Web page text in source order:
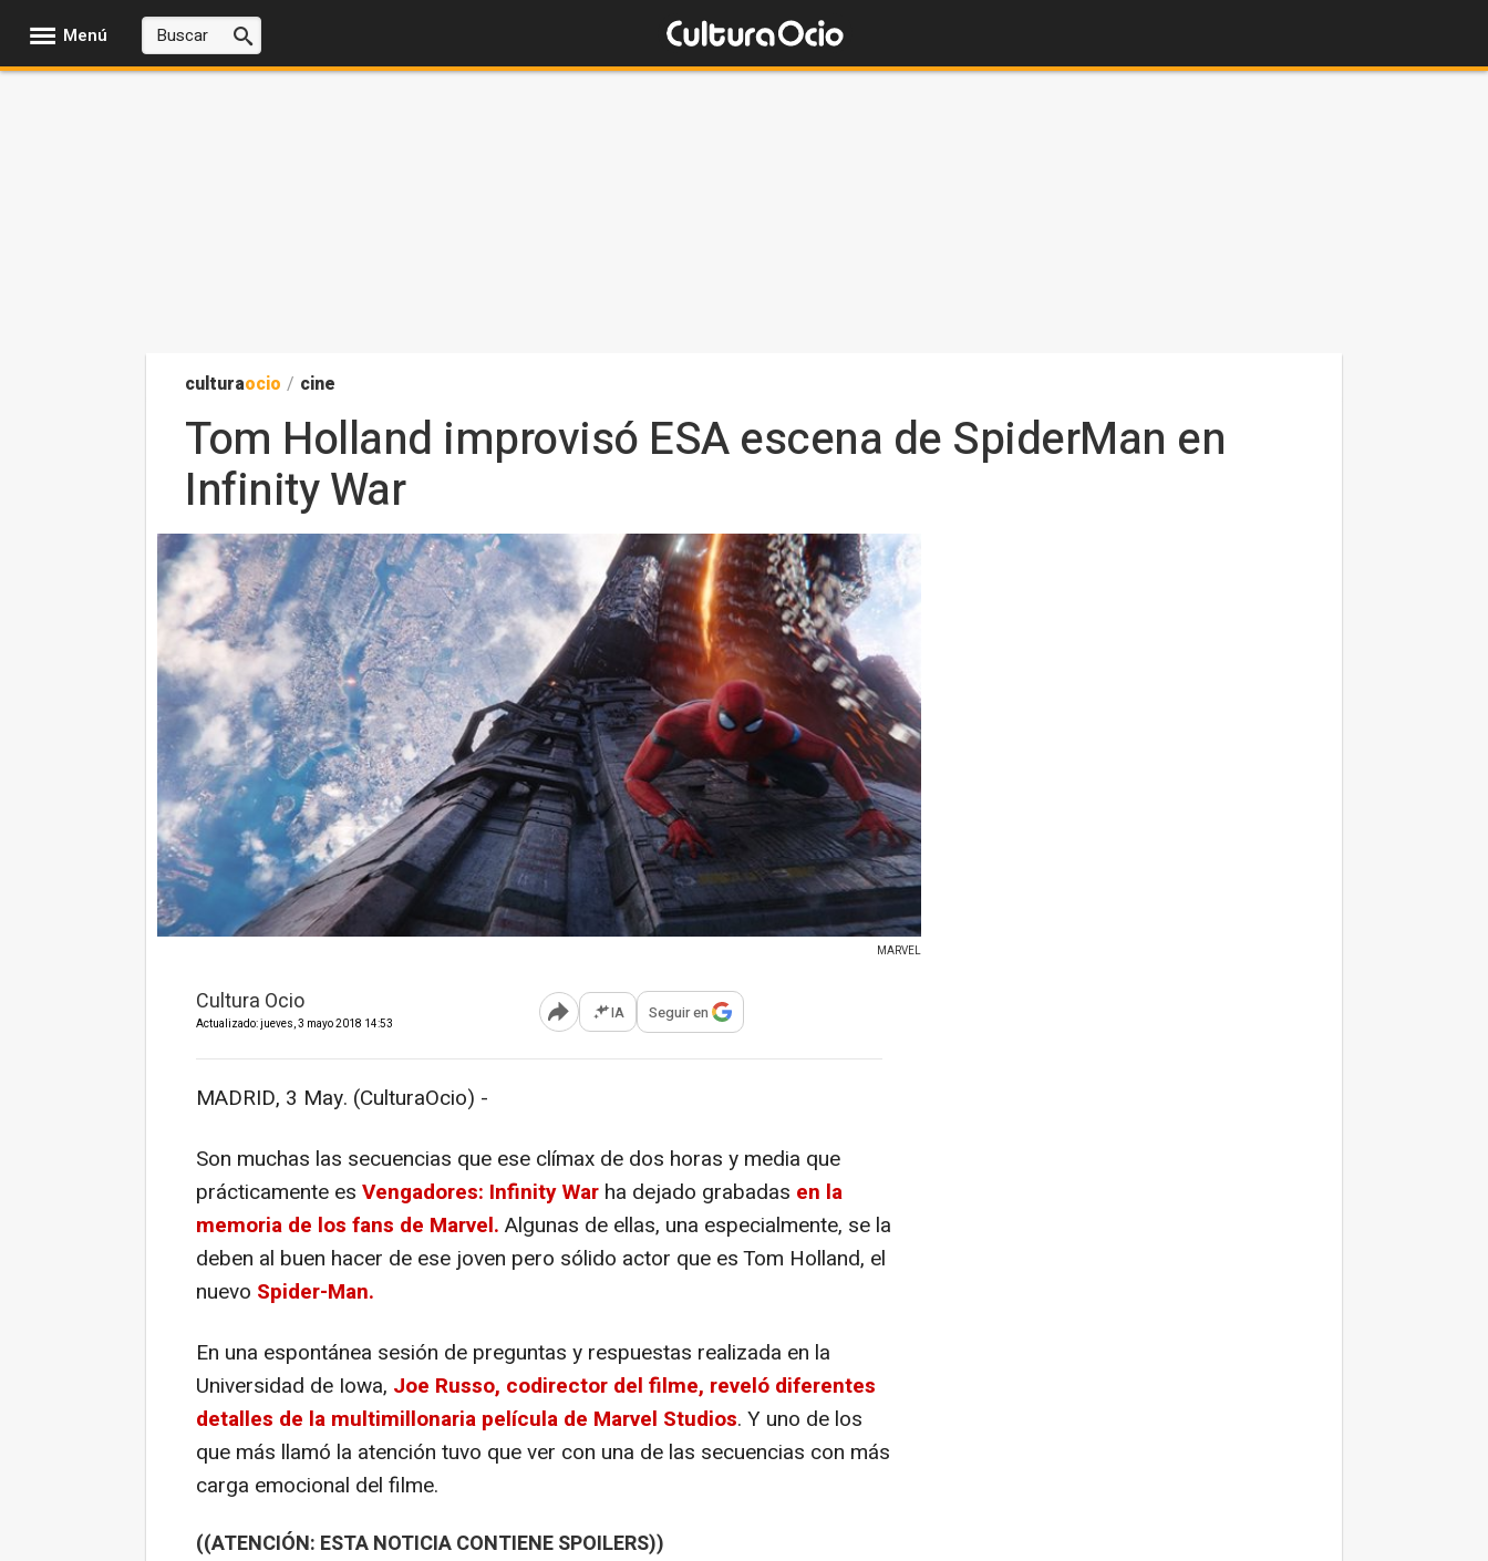
Menú
culturaocio / cine
Tom Holland improvisó ESA escena de SpiderMan en
Infinity War
MARVEL
Cultura Ocio
Actualizado: jueves, 3 mayo 2018 14:53 Abrir opciones para compartir
IA Seguir en
MADRID, 3 May. (CulturaOcio) -
Son muchas las secuencias que ese clímax de dos horas y media que
prácticamente es Vengadores: Infinity War ha dejado grabadas en la
memoria de los fans de Marvel. Algunas de ellas, una especialmente, se la
deben al buen hacer de ese joven pero sólido actor que es Tom Holland, el
nuevo Spider-Man.
En una espontánea sesión de preguntas y respuestas realizada en la
Universidad de Iowa, Joe Russo, codirector del filme, reveló diferentes
detalles de la multimillonaria película de Marvel Studios. Y uno de los
que más llamó la atención tuvo que ver con una de las secuencias con más
carga emocional del filme.
((ATENCIÓN: ESTA NOTICIA CONTIENE SPOILERS))